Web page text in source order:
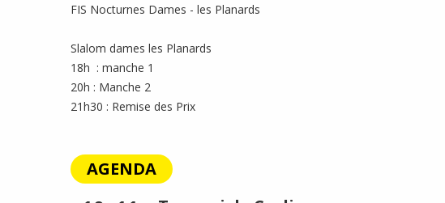
FIS Nocturnes Dames - les Planards
Slalom dames les Planards
18h : manche 1
20h : Manche 2
21h30 : Remise des Prix
AGENDA